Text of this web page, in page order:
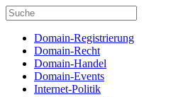
Domain-Registrierung
Domain-Recht
Domain-Handel
Domain-Events
Internet-Politik